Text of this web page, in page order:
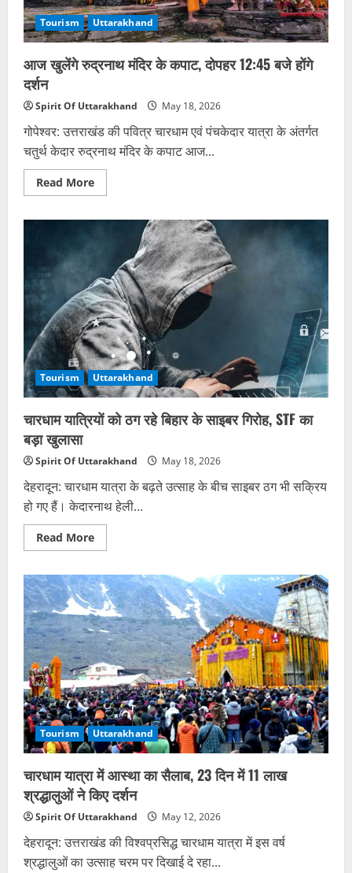
Tourism Uttarakhand
आज खुलेंगे रुद्रनाथ मंदिर के कपाट, दोपहर 12:45 बजे होंगे
दर्शन
Spirit Of Uttarakhand May 18, 2026
गोपेश्वर: उत्तराखंड की पवित्र चारधाम एवं पंचकेदार यात्रा के अंतर्गत
चतुर्थ केदार रुद्रनाथ मंदिर के कपाट आज...
Read MoreRead
more
कपाट,
दोपहर
12:45
बजे
होंगे
दर्शन
Tourism Uttarakhand
चारधाम यात्रियों को ठग रहे बिहार के साइबर गिरोह, STF का
बड़ा खुलासा
Spirit Of Uttarakhand May 18, 2026
देहरादून: चारधाम यात्रा के बढ़ते उत्साह के बीच साइबर ठग भी सक्रिय
हो गए हैं। केदारनाथ हेली...
Read MoreRead
more
यात्रियों
को
ठग
रहे
बिहार
के
साइबर
गिरोह,
STF
का
बड़ा
खुलासा
Tourism Uttarakhand
चारधाम यात्रा में आस्था का सैलाब, 23 दिन में 11 लाख
श्रद्धालुओं ने किए दर्शन
Spirit Of Uttarakhand May 12, 2026
देहरादून: उत्तराखंड की विश्वप्रसिद्ध चारधाम यात्रा में इस वर्ष
श्रद्धालुओं का उत्साह चरम पर दिखाई दे रहा...